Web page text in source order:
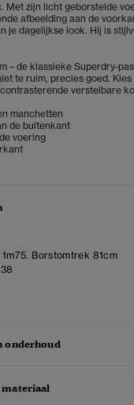
Met zijn licht geborstelde
afbeelding aan de
je dagelijkse look. Hij is
– de klassieke Superdry-
te ruim, precies goed.
verstelbare
manchetten
de buitenkant
voering
1m75. Borstomtrek 81cm
38
onderhoud
materiaal